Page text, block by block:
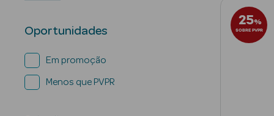
Oportunidades
Em promoção
Menos que PVPR
25%
SOBRE PVPR